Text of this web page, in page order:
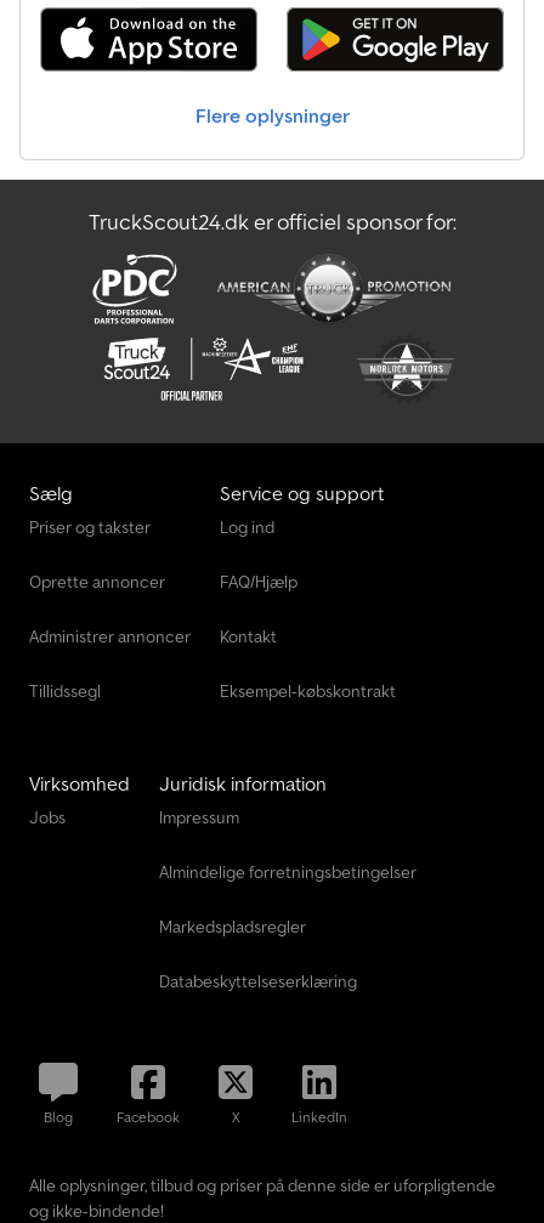
Flere oplysninger
TruckScout24.dk er officiel sponsor for:
Sælg
Priser og takster
Oprette annoncer
Administrer annoncer
Tillidssegl
Service og support
Log ind
FAQ/Hjælp
Kontakt
Eksempel-købskontrakt
Virksomhed
Jobs
Juridisk information
Impressum
Almindelige forretningsbetingelser
Markedspladsregler
Databeskyttelseserklæring
Blog Facebook X LinkedIn
Alle oplysninger, tilbud og priser på denne side er uforpligtende
og ikke-bindende!